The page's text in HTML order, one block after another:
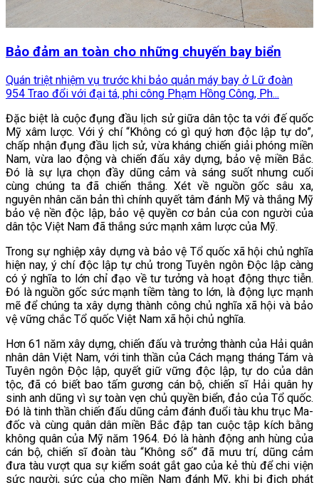
Bảo đảm an toàn cho những chuyến bay biển
Quán triệt nhiệm vụ trước khi bảo quản máy bay ở Lữ đoàn
954 Trao đổi với đại tá, phi công Phạm Hồng Công, Ph...
Đặc biệt là cuộc đụng đầu lịch sử giữa dân tộc ta với đế quốc
Mỹ xâm lược. Với ý chí “Không có gì quý hơn độc lập tự do”,
chấp nhận đụng đầu lịch sử, vừa kháng chiến giải phóng miền
Nam, vừa lao động và chiến đấu xây dựng, bảo vệ miền Bắc.
Đó là sự lựa chọn đầy dũng cảm và sáng suốt nhưng cuối
cùng chúng ta đã chiến thắng. Xét về nguồn gốc sâu xa,
nguyên nhân căn bản thì chính quyết tâm đánh Mỹ và thắng Mỹ
bảo vệ nền độc lập, bảo vệ quyền cơ bản của con người của
dân tộc Việt Nam đã thắng sức mạnh xâm lược của Mỹ.
Trong sự nghiệp xây dựng và bảo vệ Tổ quốc xã hội chủ nghĩa
hiện nay, ý chí độc lập tự chủ trong Tuyên ngôn Độc lập càng
có ý nghĩa to lớn chỉ đạo về tư tưởng và hoạt động thực tiễn.
Đó là nguồn gốc sức mạnh tiềm tàng to lớn, là động lực mạnh
mẽ để chúng ta xây dựng thành công chủ nghĩa xã hội và bảo
vệ vững chắc Tổ quốc Việt Nam xã hội chủ nghĩa.
Hơn 61 năm xây dựng, chiến đấu và trưởng thành của Hải quân
nhân dân Việt Nam, với tinh thần của Cách mạng tháng Tám và
Tuyên ngôn Độc lập, quyết giữ vững độc lập, tự do của dân
tộc, đã có biết bao tấm gương cán bộ, chiến sĩ Hải quân hy
sinh anh dũng vì sự toàn vẹn chủ quyền biển, đảo của Tổ quốc.
Đó là tinh thần chiến đấu dũng cảm đánh đuổi tàu khu trục Ma-
đốc và cùng quân dân miền Bắc đập tan cuộc tập kích bằng
không quân của Mỹ năm 1964. Đó là hành động anh hùng của
cán bộ, chiến sĩ đoàn tàu “Không số” đã mưu trí, dũng cảm
đưa tàu vượt qua sự kiểm soát gắt gao của kẻ thù để chi viện
sức người, sức của cho miền Nam đánh Mỹ, khi bị địch phát